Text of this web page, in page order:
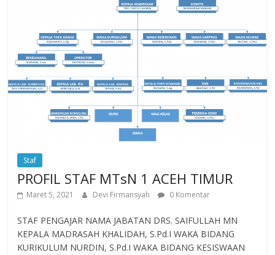
Staf
PROFIL STAF MTsN 1 ACEH TIMUR
Maret 5, 2021 Devi Firmansyah 0 Komentar
STAF PENGAJAR NAMA JABATAN DRS. SAIFULLAH MN
KEPALA MADRASAH KHALIDAH, S.Pd.I WAKA BIDANG
KURIKULUM NURDIN, S.Pd.I WAKA BIDANG KESISWAAN